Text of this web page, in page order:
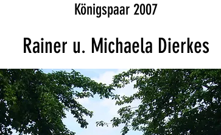
Königspaar 2007
Rainer u. Michaela Dierkes